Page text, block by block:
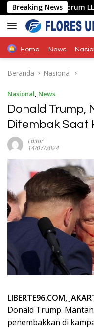
Langsung
ke
konten
Breaking News
Forum LLAJ Gelar
Home News
Beranda Nasional
Nasional, News
Donald Trump,
Ditembak Saat
Editor
14/07/2024
LIBERTE96.COM,
Donald Trump.
penembakkan di